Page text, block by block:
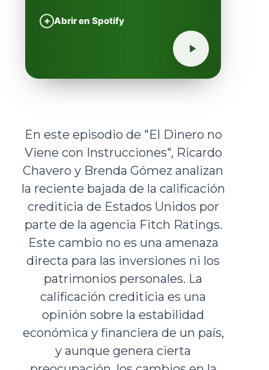
+ Abrir en Spotify
En este episodio de "El Dinero no
Viene con Instrucciones", Ricardo
Chavero y Brenda Gómez analizan
la reciente bajada de la calificación
crediticia de Estados Unidos por
parte de la agencia Fitch Ratings.
Este cambio no es una amenaza
directa para las inversiones ni los
patrimonios personales. La
calificación crediticia es una
opinión sobre la estabilidad
económica y financiera de un país,
y aunque genera cierta